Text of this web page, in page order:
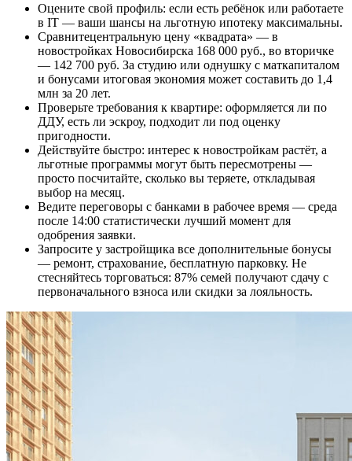
Оцените свой профиль: если есть ребёнок или работаете
в IT — ваши шансы на льготную ипотеку максимальны.
Сравнитецентральную цену «квадрата» — в
новостройках Новосибирска 168 000 руб., во вторичке
— 142 700 руб. За студию или однушку с маткапиталом
и бонусами итоговая экономия может составить до 1,4
млн за 20 лет.
Проверьте требования к квартире: оформляется ли по
ДДУ, есть ли эскроу, подходит ли под оценку
пригодности.
Действуйте быстро: интерес к новостройкам растёт, а
льготные программы могут быть пересмотрены —
просто посчитайте, сколько вы теряете, откладывая
выбор на месяц.
Ведите переговоры с банками в рабочее время — среда
после 14:00 статистически лучший момент для
одобрения заявки.
Запросите у застройщика все дополнительные бонусы
— ремонт, страхование, бесплатную парковку. Не
стесняйтесь торговаться: 87% семей получают сдачу с
первоначального взноса или скидки за лояльность.